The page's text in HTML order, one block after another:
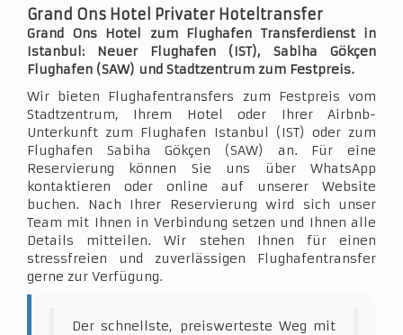
Grand Ons Hotel Privater Hoteltransfer
Grand Ons Hotel zum Flughafen Transferdienst in
Istanbul: Neuer Flughafen (IST), Sabiha Gökçen
Flughafen (SAW) und Stadtzentrum zum Festpreis.
Wir bieten Flughafentransfers zum Festpreis vom
Stadtzentrum, Ihrem Hotel oder Ihrer Airbnb-
Unterkunft zum Flughafen Istanbul (IST) oder zum
Flughafen Sabiha Gökçen (SAW) an. Für eine
Reservierung können Sie uns über WhatsApp
kontaktieren oder online auf unserer Website
buchen. Nach Ihrer Reservierung wird sich unser
Team mit Ihnen in Verbindung setzen und Ihnen alle
Details mitteilen. Wir stehen Ihnen für einen
stressfreien und zuverlässigen Flughafentransfer
gerne zur Verfügung.
Der schnellste, preiswerteste Weg mit